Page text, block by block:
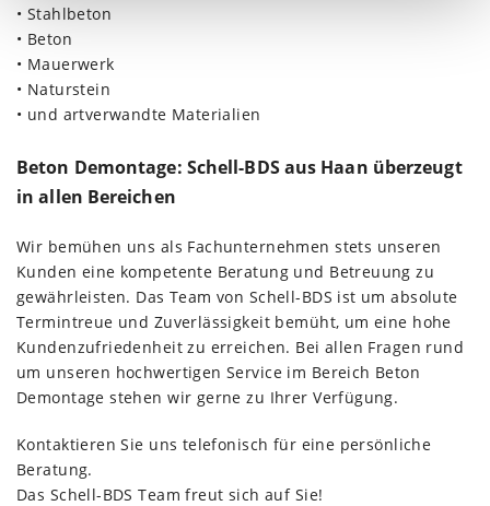
• Stahlbeton
• Beton
• Mauerwerk
• Naturstein
• und artverwandte Materialien
Beton Demontage: Schell-BDS aus Haan überzeugt
in allen Bereichen
Wir bemühen uns als Fachunternehmen stets unseren
Kunden eine kompetente Beratung und Betreuung zu
gewährleisten. Das Team von Schell-BDS ist um absolute
Termintreue und Zuverlässigkeit bemüht, um eine hohe
Kundenzufriedenheit zu erreichen. Bei allen Fragen rund
um unseren hochwertigen Service im Bereich Beton
Demontage stehen wir gerne zu Ihrer Verfügung.
Kontaktieren Sie uns telefonisch für eine persönliche
Beratung.
Das Schell-BDS Team freut sich auf Sie!